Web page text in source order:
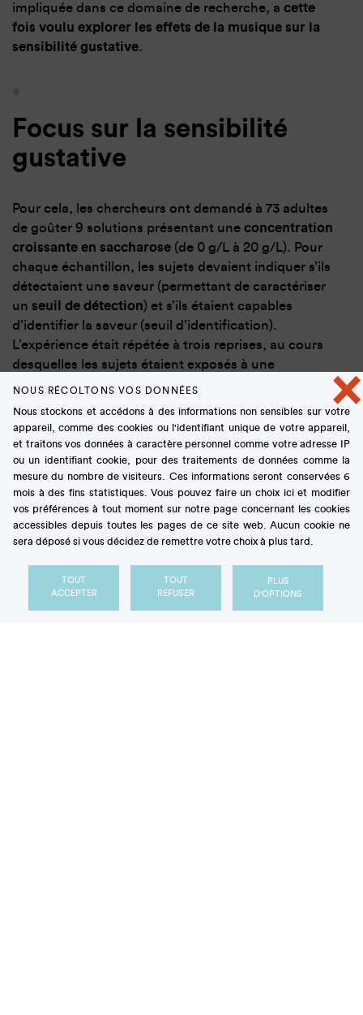
impliquée dans ce domaine de recherche, a cette
fois voulu explorer les effets de la musique sur la
sensibilité gustative.
Focus sur la sensibilité
gustative
Pour cela, les chercheurs ont demandé à 73 adultes
de goûter 9 solutions présentant une concentration
croissante en saccharose (de 0 g/L à 20 g/L). Pour
chaque échantillon, les sujets devaient indiquer s’ils
détectaient une saveur (permettant de caractériser
un seuil de détection) et s’ils étaient capables
d’identifier la saveur (seuil d’identification).
L’expérience était répétée à trois reprises, au cours
desquelles les sujets étaient exposés à une
ambiance sonore différente(Figure 1) :
comme évoquant lasaveur sucrée (i.e. jugée
comme telle par la majorité des participants d’une
précédente étude normative) (HS, pour high
sweetness)
soit à une musique précédemment identifiée
comme évoquantpeu la saveur sucrée(LS pour low
sweetness)
×
NOUS RÉCOLTONS VOS DONNÉES
Nous stockons et accédons à des informations non sensibles sur votre
appareil, comme des cookies ou l'identifiant unique de votre appareil,
et traitons vos données à caractère personnel comme votre adresse IP
ou un identifiant cookie, pour des traitements de données comme la
mesure du nombre de visiteurs. Ces informations seront conservées 6
mois à des fins statistiques. Vous pouvez faire un choix ici et modifier
vos préférences à tout moment sur notre page concernant les cookies
accessibles depuis toutes les pages de ce site web. Aucun cookie ne
sera déposé si vous décidez de remettre votre choix à plus tard.
TOUT
ACCEPTER
TOUT
REFUSER
PLUS
D'OPTIONS